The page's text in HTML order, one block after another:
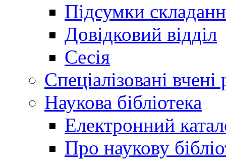
Підсумки
Довідковий відділ
Сесія
Спеціалізовані вчені
Наукова бібліотека
Електронний
Про наукову